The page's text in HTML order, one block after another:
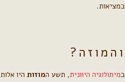
במציאות.
והמוזה?
במיתולוגיה היוונית, תשע המוזות היו